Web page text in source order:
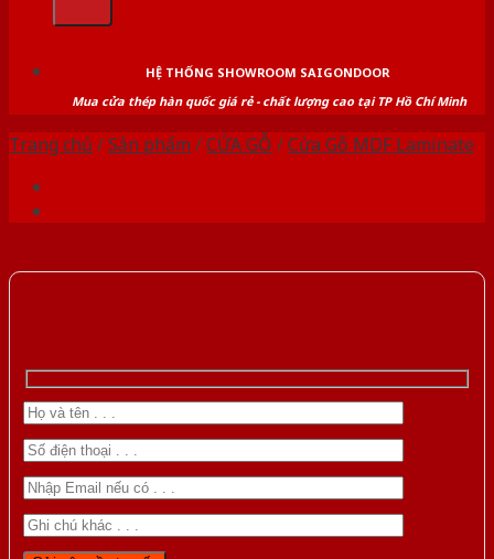
HỆ THỐNG SHOWROOM SAIGONDOOR
Mua cửa thép hàn quốc giá rẻ - chất lượng cao tại TP Hồ Chí Minh
Trang chủ /Sản phẩm /CỬA GỖ /Cửa Gỗ MDF Laminate